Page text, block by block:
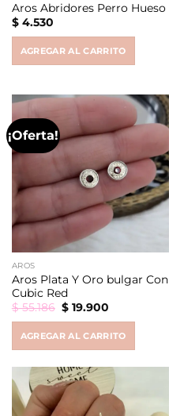
Aros Abridores Perro Hueso
$4.530
AGREGAR AL CARRITO
¡Oferta!
AROS
Aros Plata Y Oro bulgar Con
Cubic Red
$55.186 Original
price
$ 55.186.
$19.900Current
$ 19.900.
AGREGAR AL CARRITO